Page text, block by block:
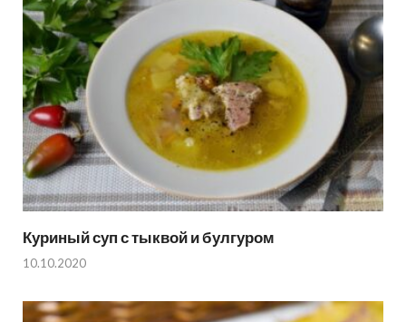
Куриный суп с тыквой и булгуром
10.10.2020